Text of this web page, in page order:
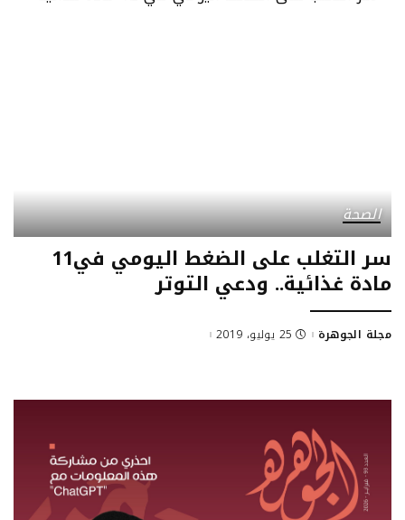
الصحة
سر التغلب على الضغط اليومي في11
مادة غذائية.. ودعي التوتر
Posted
مجلة الجوهرة 25 يوليو، 2019